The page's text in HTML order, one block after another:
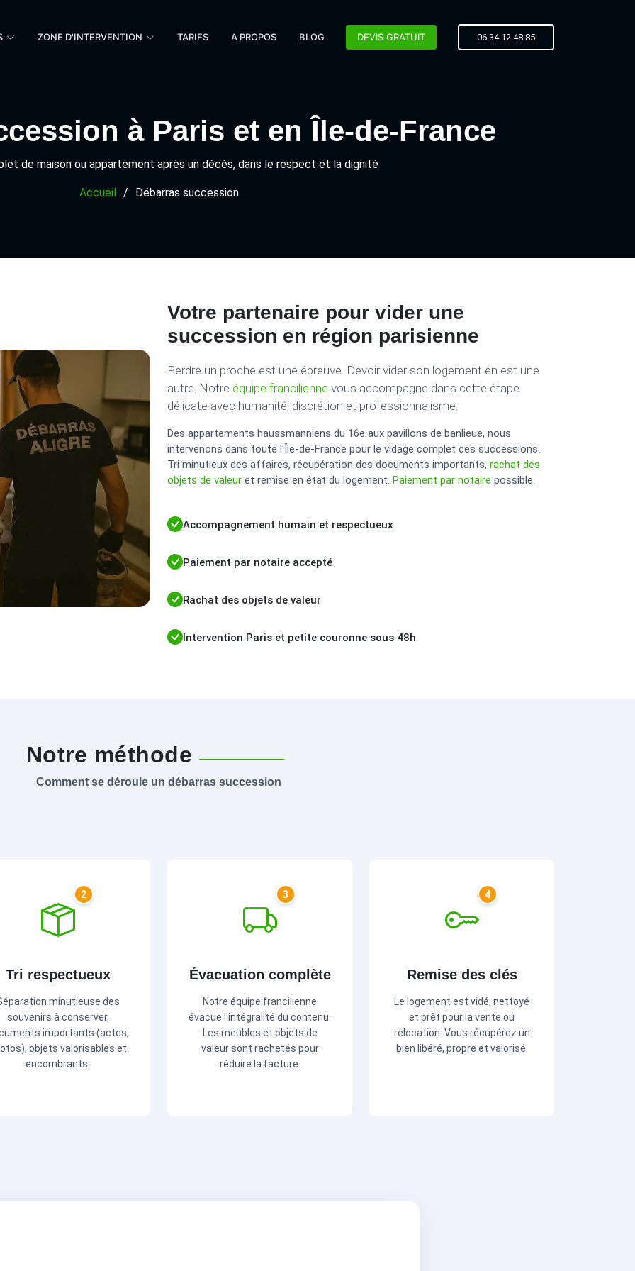
ZONE D'INTERVENTION TARIFS A PROPOS BLOG DEVIS GRATUIT 06 34 12 48 85
à Paris et en Île-de-France
de maison ou appartement après un décès, dans le respect et la dignité
Accueil Débarras succession
Votre partenaire pour vider une
succession en région parisienne
Perdre un proche est une épreuve. Devoir vider son logement en est une
autre. Notre équipe francilienne vous accompagne dans cette étape
délicate avec humanité, discrétion et professionnalisme.
Des appartements haussmanniens du 16e aux pavillons de banlieue, nous
intervenons dans toute l'Île-de-France pour le vidage complet des successions.
Tri minutieux des affaires, récupération des documents importants, rachat des
objets de valeur et remise en état du logement. Paiement par notaire possible.
Accompagnement humain et respectueux
Paiement par notaire accepté
Rachat des objets de valeur
Intervention Paris et petite couronne sous 48h
Notre méthode
Comment se déroule un débarras succession
2
Tri respectueux
minutieuse des
souvenirs à conserver,
importants (actes,
objets valorisables et
encombrants.
3
Évacuation complète
Notre équipe francilienne
évacue l'intégralité du contenu.
Les meubles et objets de
valeur sont rachetés pour
réduire la facture.
4
Remise des clés
Le logement est vidé, nettoyé
et prêt pour la vente ou
relocation. Vous récupérez un
bien libéré, propre et valorisé.